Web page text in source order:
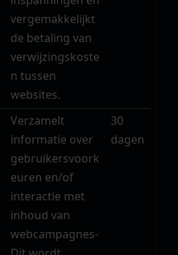
vergemakkelijkt
de betaling van
verwijzingskoste
n tussen
websites.
Verzamelt
informatie over
gebruikersvoork
euren en/of
interactie met
inhoud van
webcampagnes-
30
dagen